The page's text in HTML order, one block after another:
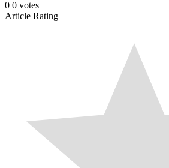
0 0 votes
Article Rating